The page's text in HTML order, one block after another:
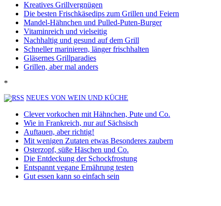
Kreatives Grillvergnügen
Die besten Frischkäsedips zum Grillen und Feiern
Mandel-Hähnchen und Pulled-Puten-Burger
Vitaminreich und vielseitig
Nachhaltig und gesund auf dem Grill
Schneller marinieren, länger frischhalten
Gläsernes Grillparadies
Grillen, aber mal anders
*
NEUES VON WEIN UND KÜCHE
Clever vorkochen mit Hähnchen, Pute und Co.
Wie in Frankreich, nur auf Sächsisch
Auftauen, aber richtig!
Mit wenigen Zutaten etwas Besonderes zaubern
Osterzopf, süße Häschen und Co.
Die Entdeckung der Schockfrostung
Entspannt vegane Ernährung testen
Gut essen kann so einfach sein